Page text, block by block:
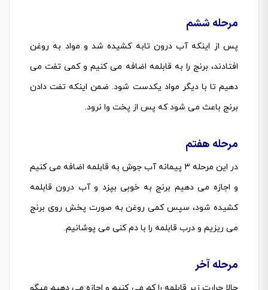
مرحله ششم
پس از اینکه آب درون تابه کشیده شد و مواد به روغن
افتادند، برنج را به قابلمه اضافه می کنیم و کمی تفت می
دهیم تا با دیگر مواد یکدست شود. ضمن اینکه تفت دادن
برنج باعث می شود که پس از پخت وا نرود.
مرحله هفتم
در این مرحله ۳ پیمانه آب جوش به قابلمه اضافه می کنیم
و اجازه می دهیم برنج به خوبی بپزد و آب درون قابلمه
کشیده شود، سپس کمی روغن به صورت پخش روی برنج
می ریزیم و درب قابلمه را با دم کنی می پوشانیم.
مرحله آخر